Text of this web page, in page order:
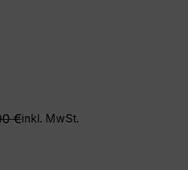
Preis:
€inkl. MwSt.